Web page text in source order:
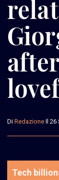
Di Redazione Il 26
Tech